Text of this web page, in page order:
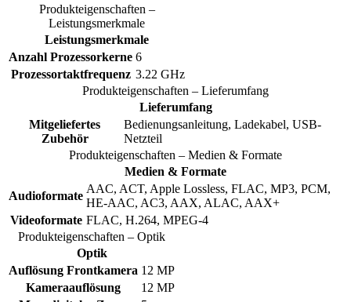
Produkteigenschaften –
Leistungsmerkmale
Leistungsmerkmale
Anzahl Prozessorkerne 6
Prozessortaktfrequenz 3.22 GHz
Produkteigenschaften – Lieferumfang
Lieferumfang
Mitgeliefertes
Zubehör
Bedienungsanleitung, Ladekabel, USB-
Netzteil
Produkteigenschaften – Medien & Formate
Medien & Formate
Audioformate
AAC, ACT, Apple Lossless, FLAC, MP3, PCM,
HE-AAC, AC3, AAX, ALAC, AAX+
Videoformate FLAC, H.264, MPEG-4
Produkteigenschaften – Optik
Optik
Auflösung Frontkamera 12 MP
Kameraauflösung
12 MP